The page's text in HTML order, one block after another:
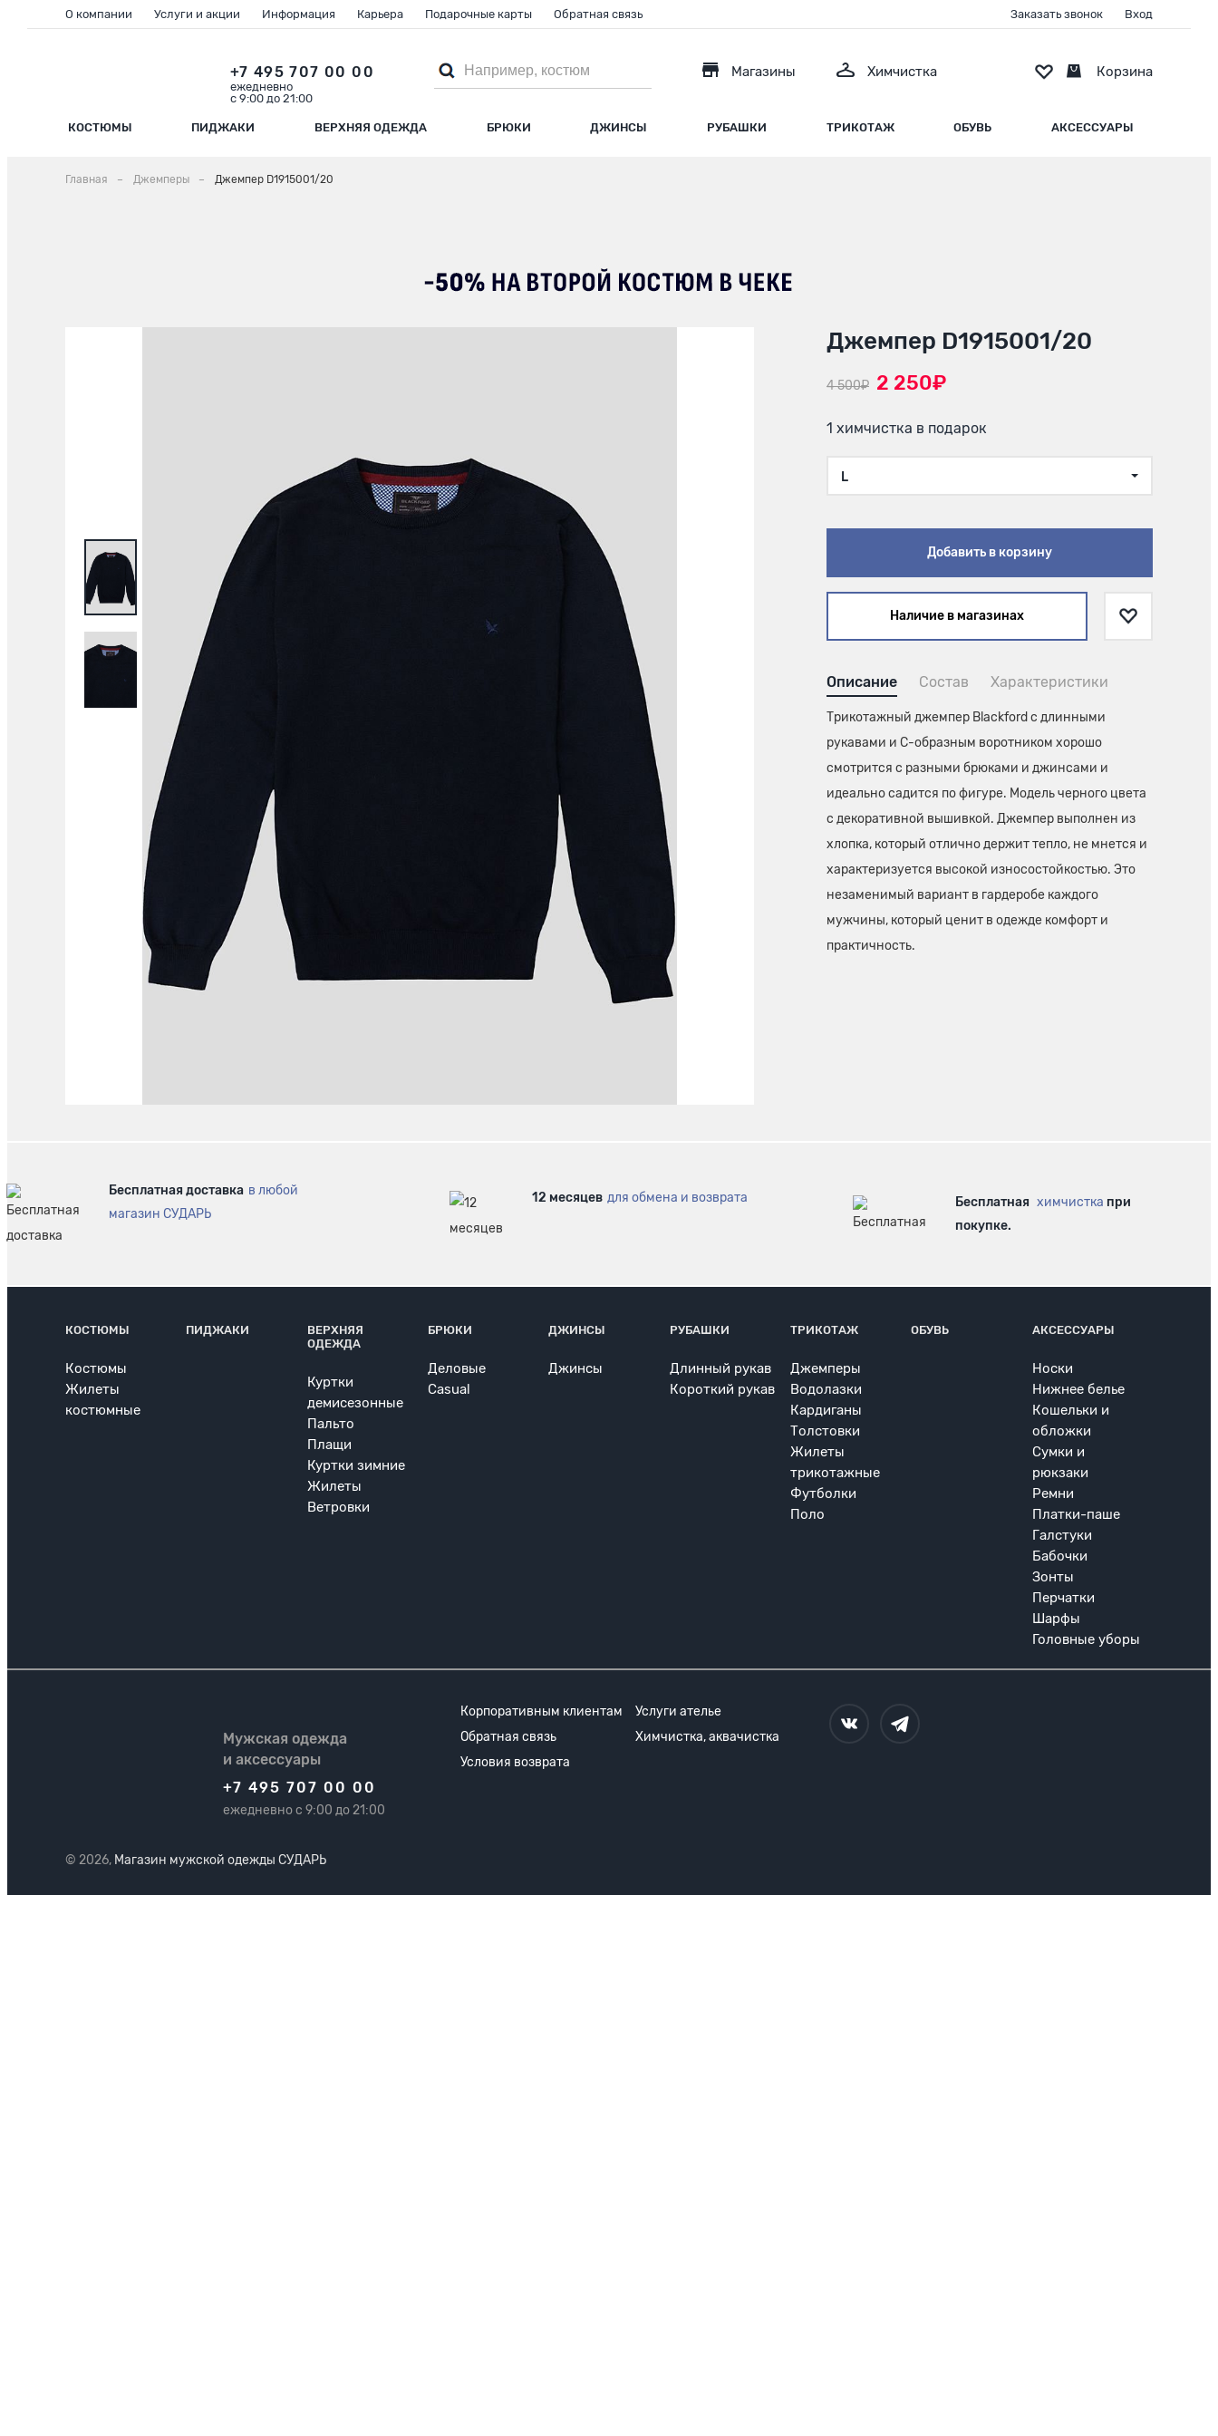
КОСТЮМЫ ПИДЖАКИ ВЕРХНЯЯ ОДЕЖДА БРЮКИ ДЖИНСЫ РУБАШКИ ТРИКОТАЖ ОБУВЬ АКСЕССУАРЫ
+7 495 707 00 00
ежедневно
с 9:00 до 21:00
Магазины Химчистка
О компании Услуги и акции Информация Карьера Подарочные карты Обратная связь Заказать звонок Вход
Корзина
Главная Джемперы Джемпер D1915001/20
Джемпер D1915001/20
4 500₽ 2 250₽
1 химчистка в подарок
L
Добавить в корзину
Наличие в магазинах
Описание Состав Характеристики
Трикотажный джемпер Blackford с длинными
рукавами и С-образным воротником хорошо
смотрится с разными брюками и джинсами и
идеально садится по фигуре. Модель черного цвета
с декоративной вышивкой. Джемпер выполнен из
хлопка, который отлично держит тепло, не мнется и
характеризуется высокой износостойкостью. Это
незаменимый вариант в гардеробе каждого
мужчины, который ценит в одежде комфорт и
практичность.
Бесплатная доставка в любой
магазин СУДАРЬ
12 месяцев для обмена и возврата Бесплатная химчистка при
покупке.
КОСТЮМЫ
Костюмы
Жилеты
костюмные
ПИДЖАКИ
ВЕРХНЯЯ
ОДЕЖДА
Куртки
демисезонные
Пальто
Плащи
Куртки зимние
Жилеты
Ветровки
БРЮКИ
Деловые
Casual
ДЖИНСЫ
Джинсы
РУБАШКИ
Длинный рукав
Короткий рукав
ТРИКОТАЖ
Джемперы
Водолазки
Кардиганы
Толстовки
Жилеты
трикотажные
Футболки
Поло
ОБУВЬ АКСЕССУАРЫ
Носки
Нижнее белье
Кошельки и
обложки
Сумки и
рюкзаки
Ремни
Платки-паше
Галстуки
Бабочки
Зонты
Перчатки
Шарфы
Головные уборы
Мужская одежда
и аксессуары
+7 495 707 00 00
ежедневно с 9:00 до 21:00
Корпоративным клиентам
Услуги ателье
Обратная связь
Химчистка, аквачистка
Условия возврата
© 2026, Магазин мужской одежды СУДАРЬ